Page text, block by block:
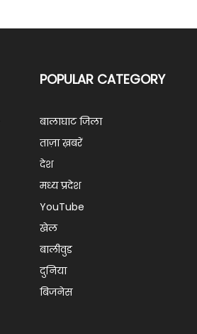
POPULAR CATEGORY
बालाघाट जिला
ताज़ा ख़बरें
देश
मध्य प्रदेश
YouTube
खेल
बालीवुड
दुनिया
बिजनेस